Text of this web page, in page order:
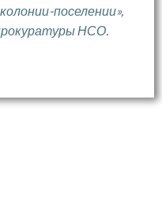
поселении»,
НСО.